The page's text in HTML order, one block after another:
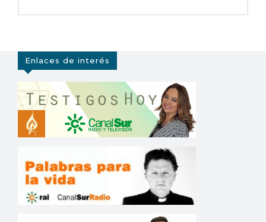
Enlaces de interés